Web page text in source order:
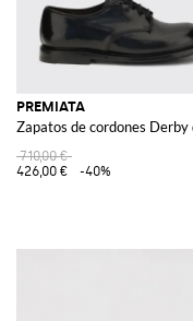
PREMIATA
Zapatos de cordones Derby
710,00 €
426,00 €
-40%